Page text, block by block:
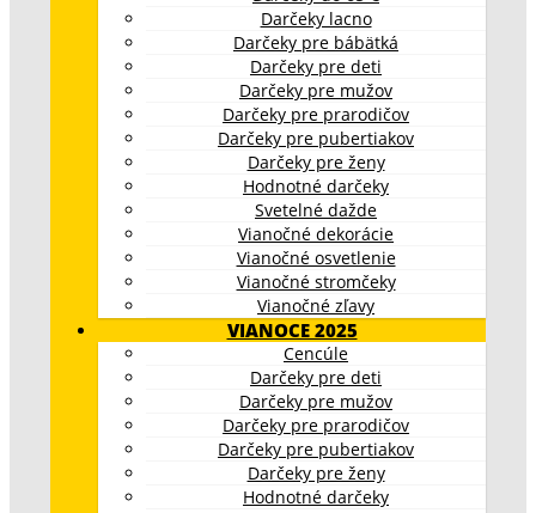
Darčeky lacno
Darčeky pre bábätká
Darčeky pre deti
Darčeky pre mužov
Darčeky pre prarodičov
Darčeky pre pubertiakov
Darčeky pre ženy
Hodnotné darčeky
Svetelné dažde
Vianočné dekorácie
Vianočné osvetlenie
Vianočné stromčeky
Vianočné zľavy
VIANOCE 2025
Cencúle
Darčeky pre deti
Darčeky pre mužov
Darčeky pre prarodičov
Darčeky pre pubertiakov
Darčeky pre ženy
Hodnotné darčeky